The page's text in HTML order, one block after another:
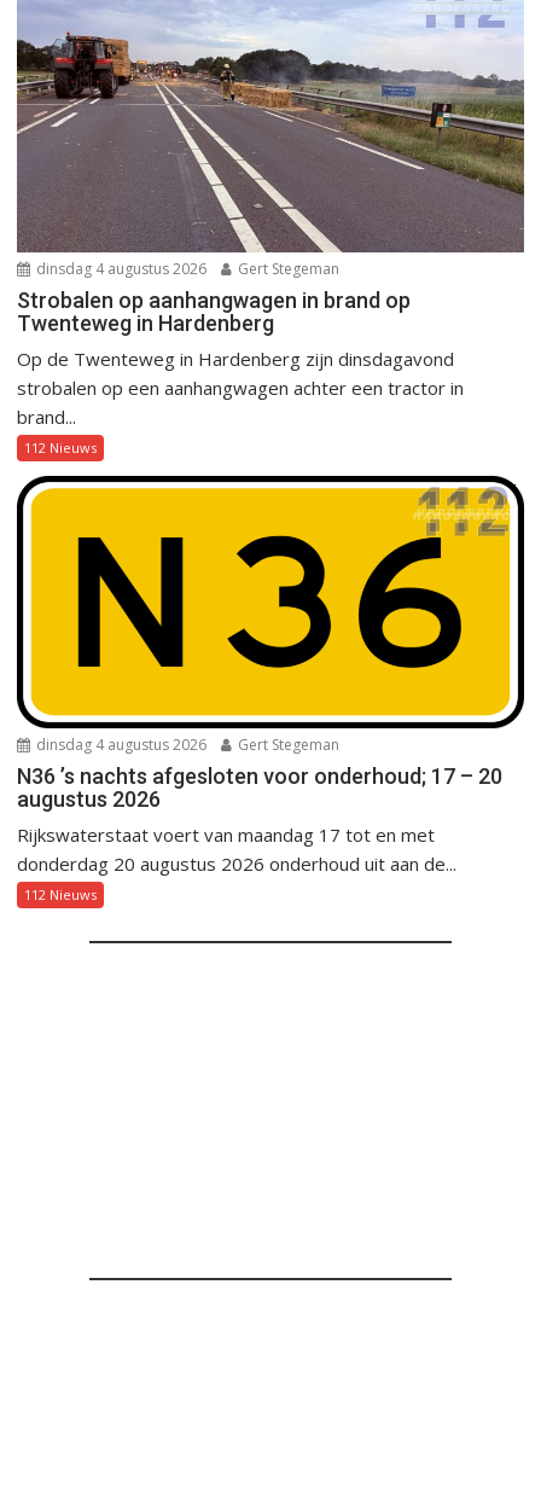
dinsdag 4 augustus 2026 Gert Stegeman
Strobalen op aanhangwagen in brand op
Twenteweg in Hardenberg
Op de Twenteweg in Hardenberg zijn dinsdagavond
strobalen op een aanhangwagen achter een tractor in
brand...
112 Nieuws
dinsdag 4 augustus 2026 Gert Stegeman
N36 ’s nachts afgesloten voor onderhoud; 17 – 20
augustus 2026
Rijkswaterstaat voert van maandag 17 tot en met
donderdag 20 augustus 2026 onderhoud uit aan de...
112 Nieuws